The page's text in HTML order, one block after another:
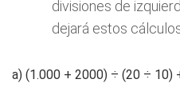
divisiones de
dejará estos
a) (1.000 + 2000) ÷ (20 ÷ 10)